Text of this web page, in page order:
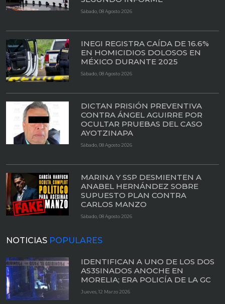
Sábado, 08 Agosto 2026
INEGI REGISTRA CAÍDA DE 16.6%
EN HOMICIDIOS DOLOSOS EN
MÉXICO DURANTE 2025
Sábado, 08 Agosto 2026
DICTAN PRISIÓN PREVENTIVA
CONTRA ÁNGEL AGUIRRE POR
OCULTAR PRUEBAS DEL CASO
AYOTZINAPA
Sábado, 08 Agosto 2026
MARINA Y SSP DESMIENTEN A
ANABEL HERNÁNDEZ SOBRE
SUPUESTO PLAN CONTRA
CARLOS MANZO
Sábado, 08 Agosto 2026
NOTICIAS POPULARES
IDENTIFICAN A UNO DE LOS DOS
AS3SINADOS ANOCHE EN
MORELIA; ERA POLICÍA DE LA GC
Jueves, 12 Marzo 2026